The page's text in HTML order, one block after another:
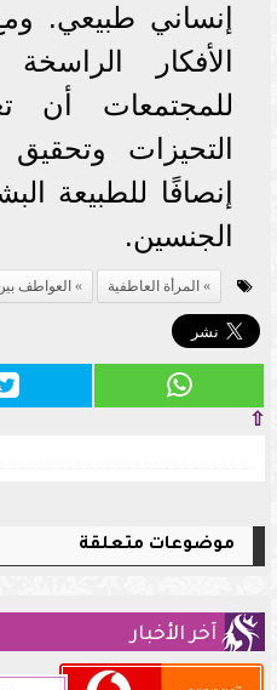
إنساني طبيعي.
الأفكار
للمجتمعات أن
التحيزات
إنصافًا للطبيعة
الجنسين.
المرأة العاطفية العواطف
⇧
موضوعات متعلقة
آخر الأخبار